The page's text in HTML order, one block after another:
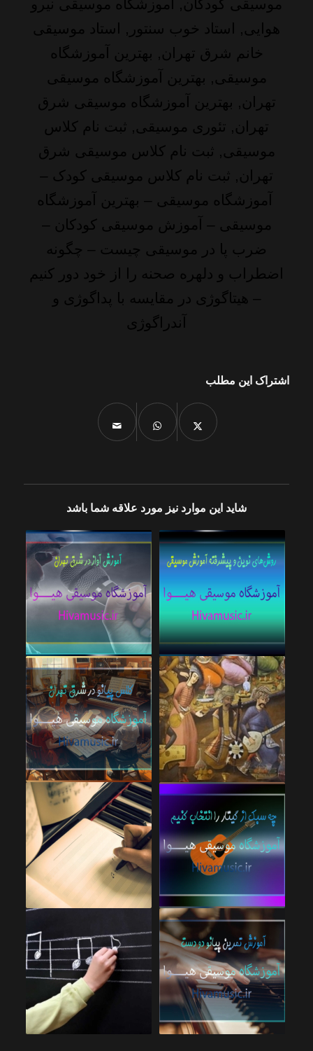
موسیقی کودکان, آموزشگاه موسیقی نیرو
هوایی, استاد خوب سنتور, استاد موسیقی
خانم شرق تهران, بهترین آموزشگاه
موسیقی, بهترین آموزشگاه موسیقی
تهران, بهترین آموزشگاه موسیقی شرق
تهران, تئوری موسیقی, ثبت نام کلاس
موسیقی, ثبت نام کلاس موسیقی شرق
تهران, ثبت نام کلاس موسیقی کودک –
آموزشگاه موسیقی – بهترین آموزشگاه
موسیقی – آموزش موسیقی کودکان –
ضرب پا در موسیقی چیست – چگونه
اضطراب و دلهره صحنه را از خود دور کنیم
– هیتاگوژی در مقایسه با پداگوژی و
آندراگوژی
اشتراک این مطلب
شاید این موارد نیز مورد علاقه شما باشد